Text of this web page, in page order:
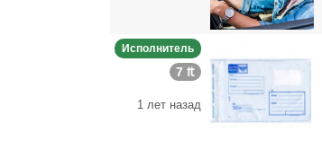
Исполнитель
7 ₶
1 лет назад